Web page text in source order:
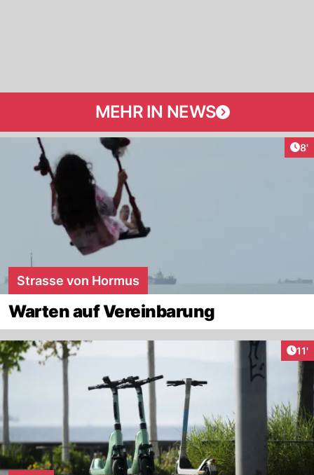
MEHR IN NEWS
8'
Strasse von Hormus
Warten auf Vereinbarung
11'